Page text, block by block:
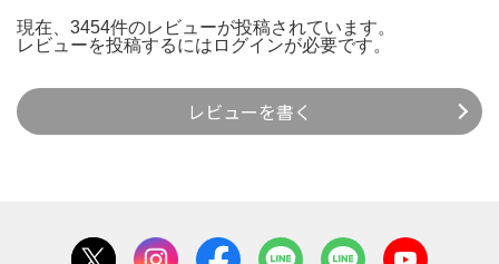
現在、3454件のレビューが投稿されています。
レビューを投稿するには ログインが必要です。
レビューを書く